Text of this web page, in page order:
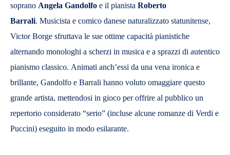
soprano Angela Gandolfo e il pianista Roberto
Barrali. Musicista e comico danese naturalizzato statunitense,
Victor Borge sfruttava le sue ottime capacità pianistiche
alternando monologhi a scherzi in musica e a sprazzi di autentico
pianismo classico. Animati anch’essi da una vena ironica e
brillante, Gandolfo e Barrali hanno voluto omaggiare questo
grande artista, mettendosi in gioco per offrire al pubblico un
repertorio considerato “serio” (incluse alcune romanze di Verdi e
Puccini) eseguito in modo esilarante.